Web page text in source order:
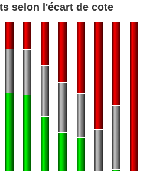
selon l'écart de cote